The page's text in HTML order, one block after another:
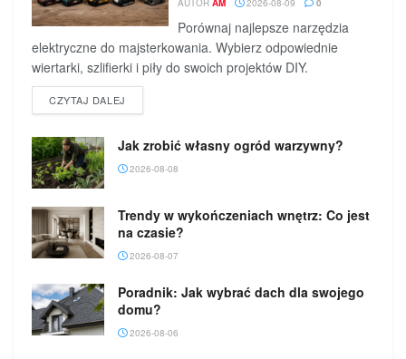
Porównaj najlepsze narzędzia
elektryczne do majsterkowania. Wybierz odpowiednie
wiertarki, szlifierki i piły do swoich projektów DIY.
CZYTAJ DALEJ
Jak zrobić własny ogród warzywny?
2026-08-08
Trendy w wykończeniach wnętrz: Co jest
na czasie?
2026-08-07
Poradnik: Jak wybrać dach dla swojego
domu?
2026-08-06